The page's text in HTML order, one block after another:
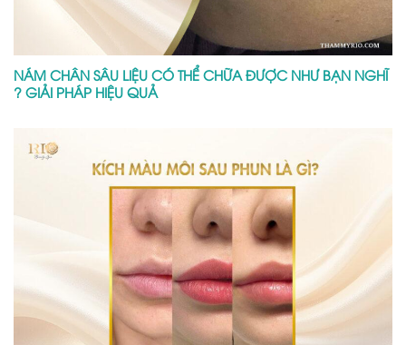
NÁM CHÂN SÂU LIỆU CÓ THỂ CHỮA ĐƯỢC NHƯ BẠN NGHĨ
? GIẢI PHÁP HIỆU QUẢ